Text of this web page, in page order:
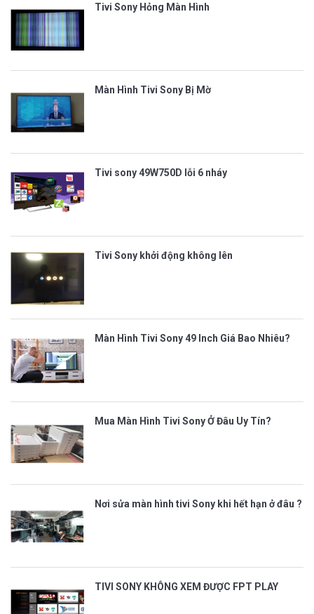
Tivi Sony Hỏng Màn Hình
Màn Hình Tivi Sony Bị Mờ
Tivi sony 49W750D lỗi 6 nháy
Tivi Sony khởi động không lên
Màn Hình Tivi Sony 49 Inch Giá Bao Nhiêu?
Mua Màn Hình Tivi Sony Ở Đâu Uy Tín?
Nơi sửa màn hình tivi Sony khi hết hạn ở đâu ?
TIVI SONY KHÔNG XEM ĐƯỢC FPT PLAY